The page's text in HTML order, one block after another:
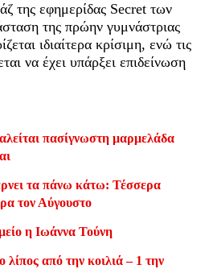
της εφημερίδας Secret των
της πρώην γυμνάστριας
ιδιαίτερα κρίσιμη, ενώ τις
να έχει υπάρξει επιδείνωση
πασίγνωστη μαρμελάδα
τα πάνω κάτω: Τέσσερα
τον Αύγουστο
η Ιωάννα Τούνη
λίπος από την κοιλιά – 1 την